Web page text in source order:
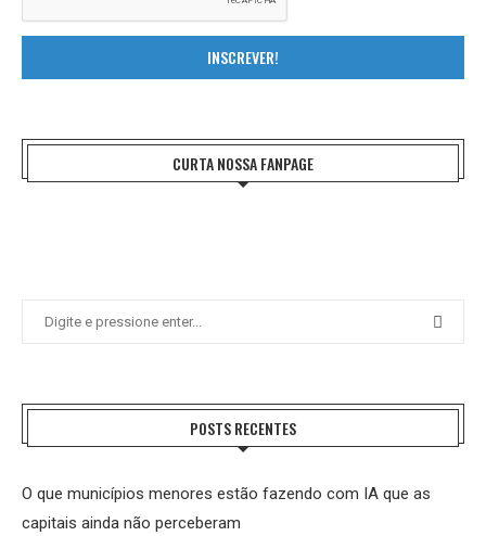
INSCREVER!
CURTA NOSSA FANPAGE
POSTS RECENTES
O que municípios menores estão fazendo com IA que as
capitais ainda não perceberam